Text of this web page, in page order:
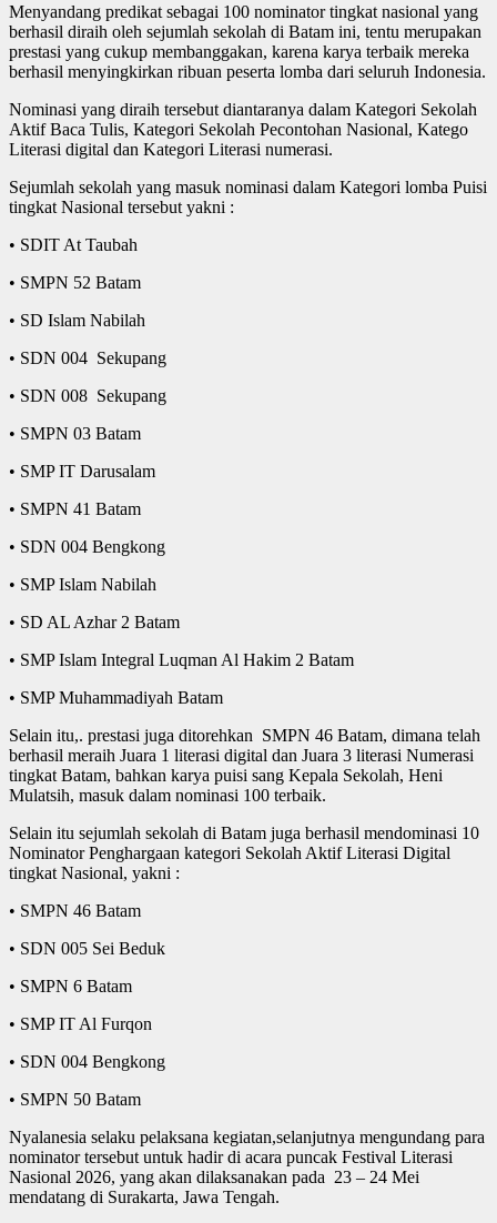
Menyandang predikat sebagai 100 nominator tingkat nasional yang
berhasil diraih oleh sejumlah sekolah di Batam ini, tentu merupakan
prestasi yang cukup membanggakan, karena karya terbaik mereka
berhasil menyingkirkan ribuan peserta lomba dari seluruh Indonesia.
Nominasi yang diraih tersebut diantaranya dalam Kategori Sekolah
Aktif Baca Tulis, Kategori Sekolah Pecontohan Nasional, Katego
Literasi digital dan Kategori Literasi numerasi.
Sejumlah sekolah yang masuk nominasi dalam Kategori lomba Puisi
tingkat Nasional tersebut yakni :
• SDIT At Taubah
• SMPN 52 Batam
• SD Islam Nabilah
• SDN 004 Sekupang
• SDN 008 Sekupang
• SMPN 03 Batam
• SMP IT Darusalam
• SMPN 41 Batam
• SDN 004 Bengkong
• SMP Islam Nabilah
• SD AL Azhar 2 Batam
• SMP Islam Integral Luqman Al Hakim 2 Batam
• SMP Muhammadiyah Batam
Selain itu,. prestasi juga ditorehkan SMPN 46 Batam, dimana telah
berhasil meraih Juara 1 literasi digital dan Juara 3 literasi Numerasi
tingkat Batam, bahkan karya puisi sang Kepala Sekolah, Heni
Mulatsih, masuk dalam nominasi 100 terbaik.
Selain itu sejumlah sekolah di Batam juga berhasil mendominasi 10
Nominator Penghargaan kategori Sekolah Aktif Literasi Digital
tingkat Nasional, yakni :
• SMPN 46 Batam
• SDN 005 Sei Beduk
• SMPN 6 Batam
• SMP IT Al Furqon
• SDN 004 Bengkong
• SMPN 50 Batam
Nyalanesia selaku pelaksana kegiatan,selanjutnya mengundang para
nominator tersebut untuk hadir di acara puncak Festival Literasi
Nasional 2026, yang akan dilaksanakan pada 23 – 24 Mei
mendatang di Surakarta, Jawa Tengah.